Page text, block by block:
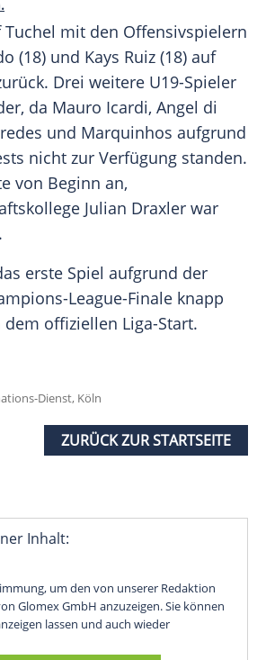
Tuchel mit den Offensivspielern
(18) und Kays Ruiz (18) auf
Drei weitere U19-Spieler
da Mauro Icardi, Angel di
und Marquinhos aufgrund
nicht zur Verfügung standen.
von Beginn an,
Julian Draxler war
erste Spiel aufgrund der
League-Finale knapp
offiziellen Liga-Start.
Dienst, Köln
ZURÜCK ZUR STARTSEITE
Inhalt:
um den von unserer Redaktion
Glomex GmbH anzuzeigen. Sie können
lassen und auch wieder